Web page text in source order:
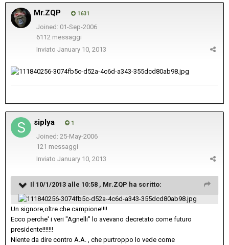
Mr.ZQP 1631
Joined: 01-Sep-2006
6112 messaggi
Inviato January 10, 2013
siplya 1
Joined: 25-May-2006
121 messaggi
Inviato January 10, 2013
Il 10/1/2013 alle 10:58 , Mr.ZQP ha scritto:
Un signore,oltre che campione!!!!
Ecco perche' i veri "Agnelli" lo avevano decretato come futuro
presidente!!!!!!!
Niente da dire contro A.A. , che purtroppo lo vede come